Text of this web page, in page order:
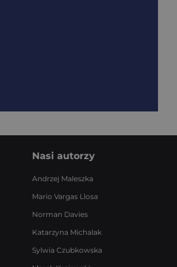
Nasi autorzy
Andrzej Maleszka
Mario Vargas Llosa
Norman Davies
Katarzyna Michalak
Sylwia Czubkowska